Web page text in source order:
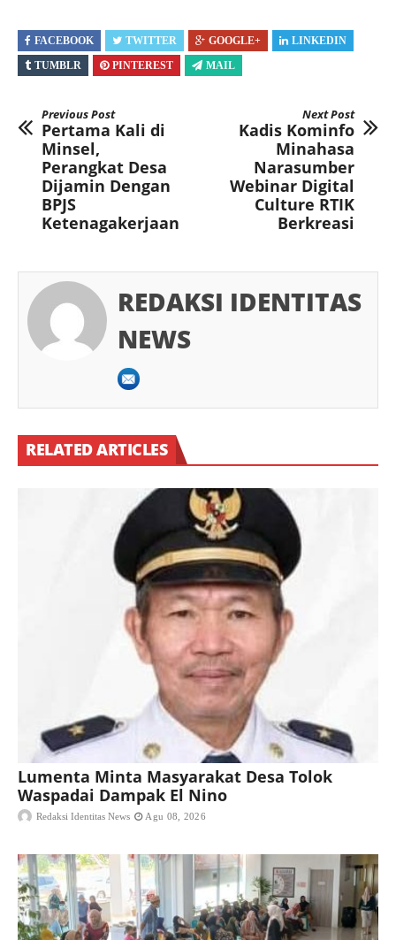
FACEBOOK TWITTER GOOGLE+
LINKEDIN
TUMBLR
PINTEREST MAIL
Previous Post
Pertama Kali di
Minsel,
Perangkat Desa
Dijamin Dengan
BPJS
Ketenagakerjaan
Next Post
Kadis Kominfo
Minahasa
Narasumber
Webinar Digital
Culture RTIK
Berkreasi
REDAKSI IDENTITAS
NEWS
RELATED ARTICLES
Lumenta Minta Masyarakat Desa Tolok
Waspadai Dampak El Nino
Redaksi Identitas News Agu 08, 2026